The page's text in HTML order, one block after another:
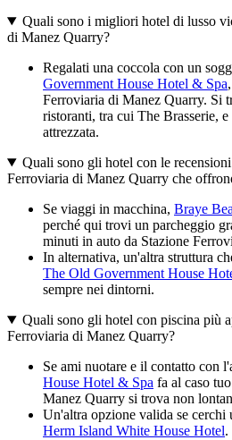
Quali sono i migliori hotel di lusso
di Manez Quarry?
Regalati una coccola con un
Government House Hotel & Spa
Ferroviaria di Manez Quarry. Si
ristoranti, tra cui The Brasserie,
attrezzata.
Quali sono gli hotel con le
Ferroviaria di Manez Quarry che
Se viaggi in macchina, Braye
perché qui trovi un parcheggio
minuti in auto da Stazione
In alternativa, un'altra struttura
The Old Government House
sempre nei dintorni.
Quali sono gli hotel con piscina più
Ferroviaria di Manez Quarry?
Se ami nuotare e il contatto con
House Hotel & Spa fa al caso
Manez Quarry si trova non
Un'altra opzione valida se cerchi
Herm Island White House Hotel.